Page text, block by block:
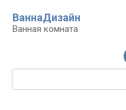
контенту
ВаннаДизайн
Ванная комната
Поиск: